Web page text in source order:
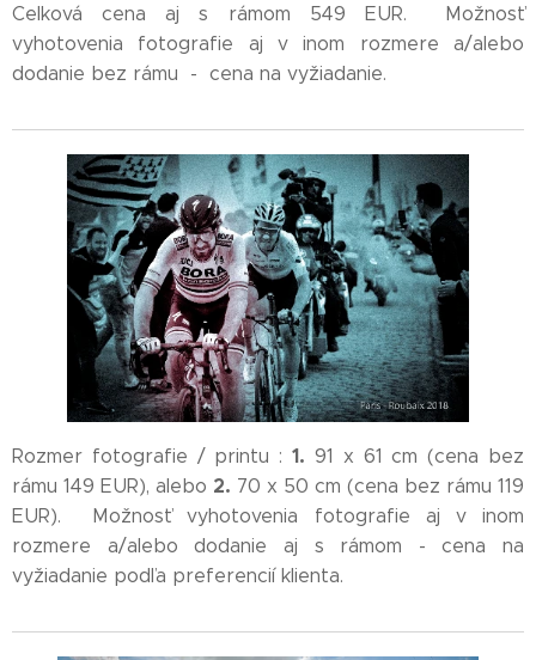
Celková cena aj s rámom 549 EUR. Možnosť
vyhotovenia fotografie aj v inom rozmere a/alebo
dodanie bez rámu - cena na vyžiadanie.
Rozmer fotografie / printu :1. 91 x 61 cm (cena bez
rámu 149 EUR), alebo 2. 70 x 50 cm (cena bez rámu 119
EUR). Možnosť vyhotovenia fotografie aj v inom
rozmere a/alebo dodanie aj s rámom - cena na
vyžiadanie podľa preferencií klienta.